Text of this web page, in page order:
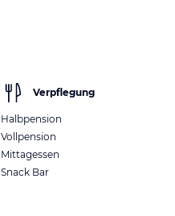
Verpflegung
Halbpension
Vollpension
Mittagessen
Snack Bar